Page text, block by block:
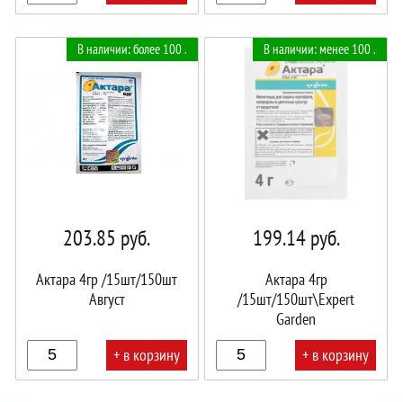
В наличии: более 100 .
203.85 руб.
Актара 4гр /15шт/150шт
Август
+ в корзину
В наличии: менее 100 .
199.14руб.
Актара 4гр
/15шт/150шт\Expert
Garden
+ в корзину